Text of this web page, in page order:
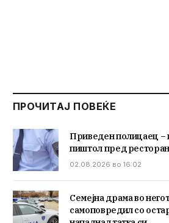
ПРОЧИТАЈ ПОВЕЌЕ
Приведен полицаец –
пиштол пред
02.08.2026 во 16:02
Семејна драма во
самоповредил со